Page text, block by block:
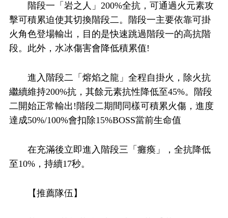
階段一「岩之人」200%全抗，可通過火元素攻
擊可積累迫使其切換階段二。階段一主要依靠可掛
火角色登場輸出，目的是快速跳過階段一的高抗階
段。此外，水冰傷害會降低積累值!
進入階段二「熔焰之龍」全程自掛火，除火抗
繼續維持200%抗，其餘元素抗性降低至45%。階段
二開始正常輸出!階段二期間同樣可積累火傷，進度
達成50%/100%會扣除15%BOSS當前生命值
在充滿後立即進入階段三「癱瘓」，全抗降低
至10%，持續17秒。
【推薦隊伍】